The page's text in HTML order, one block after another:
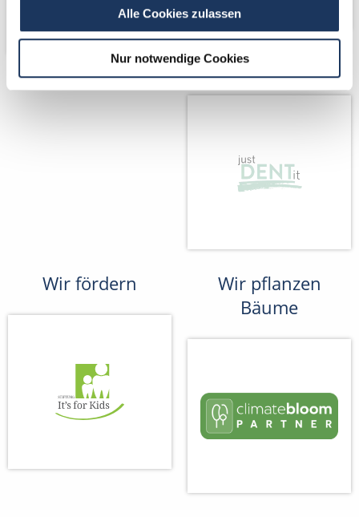
Alle Cookies zulassen
Nur notwendige CookiesPartner von
Wir fördern
Wir pflanzen
Bäume